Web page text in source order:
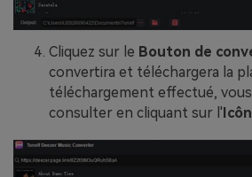
Cliquez sur le Bouton de
convertira et téléchargera la
téléchargement effectué,
consulter en cliquant sur l'